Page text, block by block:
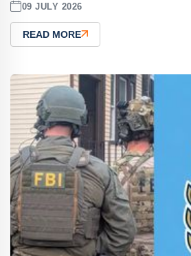
09 JULY 2026
READ MORE